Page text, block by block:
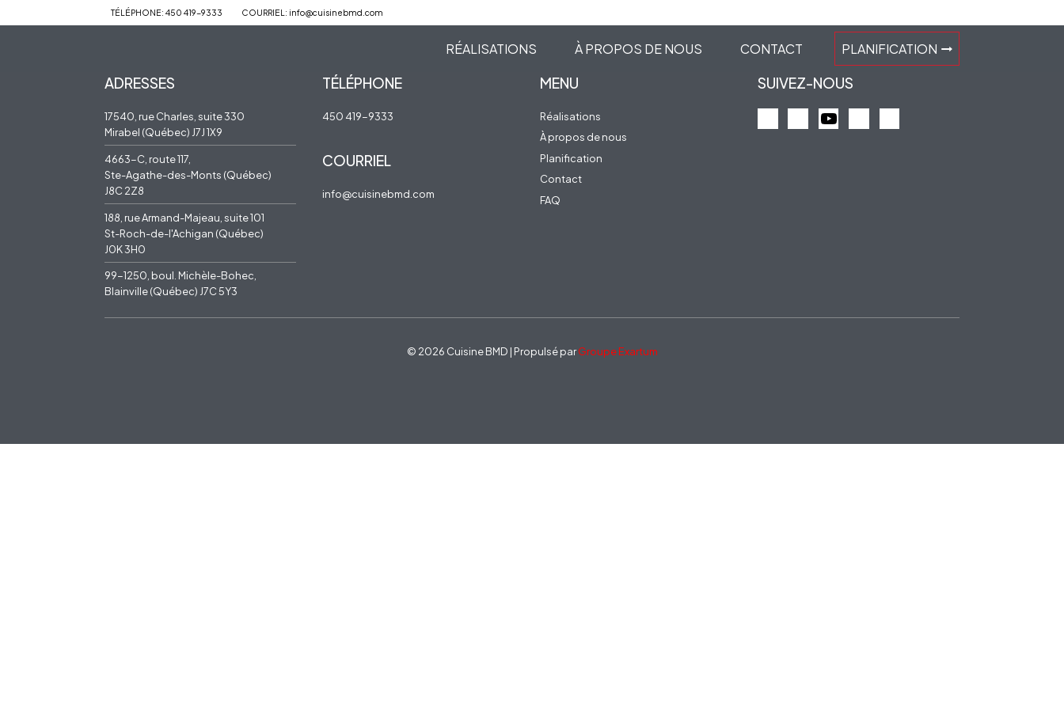
TÉLÉPHONE: 450 419-9333 COURRIEL: info@cuisinebmd.com
RÉALISATIONS À PROPOS DE NOUS CONTACT PLANIFICATION
ADRESSES
17540, rue Charles, suite 330
Mirabel (Québec) J7J 1X9
4663-C, route 117,
Ste-Agathe-des-Monts (Québec)
J8C 2Z8
188, rue Armand-Majeau, suite 101
St-Roch-de-l'Achigan (Québec)
J0K 3H0
99-1250, boul. Michèle-Bohec,
Blainville (Québec) J7C 5Y3
TÉLÉPHONE
450 419-9333
COURRIEL
info@cuisinebmd.com
MENU
Réalisations
À propos de nous
Planification
Contact
FAQ
SUIVEZ-NOUS
© 2026 Cuisine BMD | Propulsé parGroupe Exartum